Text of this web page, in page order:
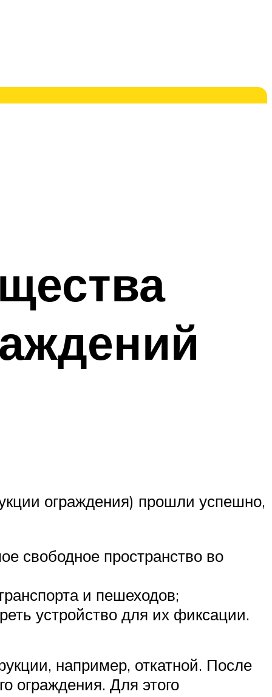
ограждения) прошли успешно,
свободное пространство во
и пешеходов;
устройство для их фиксации.
например, откатной. После
ограждения. Для этого